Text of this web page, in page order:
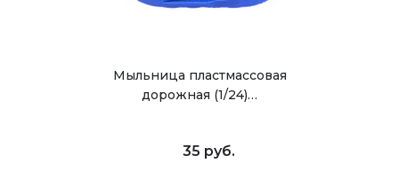
Мыльница пластмассовая
дорожная (1/24)…
35 руб.